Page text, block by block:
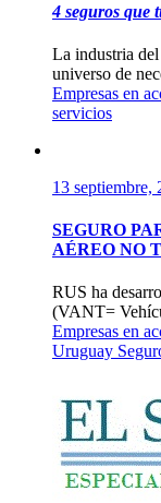
4 seguros que
La industria
universo de
Empresas en
servicios
13 septiembre,
SEGURO
AÉREO NO
RUS ha
(VANT=
Empresas en
Uruguay